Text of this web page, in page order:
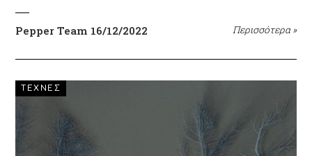
Pepper Team 16/12/2022 Περισσότερα »
ΤΕΧΝΕΣ